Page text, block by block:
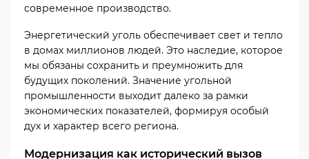
современное производство.
Энергетический уголь обеспечивает свет и тепло
в домах миллионов людей. Это наследие, которое
мы обязаны сохранить и преумножить для
будущих поколений. Значение угольной
промышленности выходит далеко за рамки
экономических показателей, формируя особый
дух и характер всего региона.
Модернизация как исторический вызов